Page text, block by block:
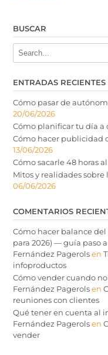
BUSCAR
ENTRADAS RECIENTES
Cómo pasar de
20/06/2026
Cómo planificar tu día a
Cómo hacer publicidad
13/06/2026
Cómo sacarle 48 horas
Mitos y realidades
06/06/2026
COMENTARIOS
Cómo hacer balance del
para 2026) — guía paso
Fernández Pagerolsen
infoproductos
Cómo vender cuando
Fernández Pagerolsen
reuniones con clientes
Qué tener en cuenta al
Fernández Pagerolsen
vender